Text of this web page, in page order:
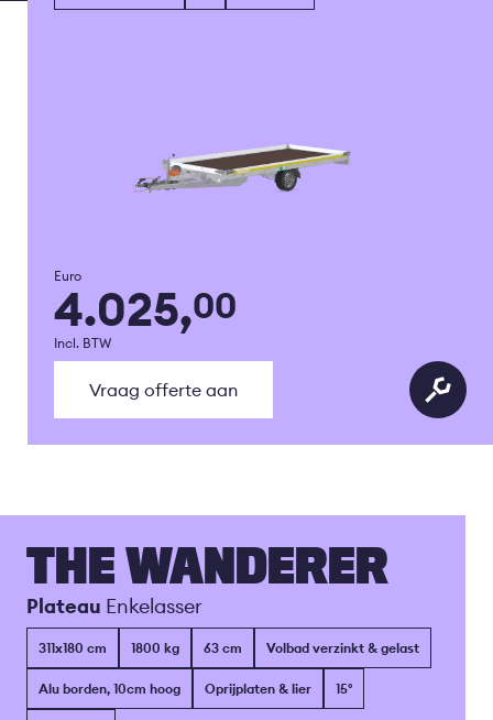
Euro
4.025,00
Incl. BTW
Vraag offerte aan
THE WANDERER
Plateau Enkelasser
311x180 cm 1800 kg 63 cm Volbad verzinkt & gelast
Alu borden, 10cm hoog Oprijplaten & lier 15°